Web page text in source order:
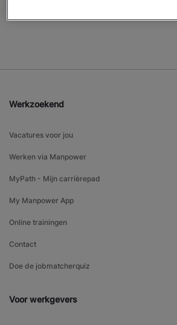
Werkzoekend
Vacatures voor jou
Werken via Manpower
MyPath - Mijn carrièrepad
My Manpower App
Online trainingen
Contact
Doe de jobmatcherquiz
Voor werkgevers